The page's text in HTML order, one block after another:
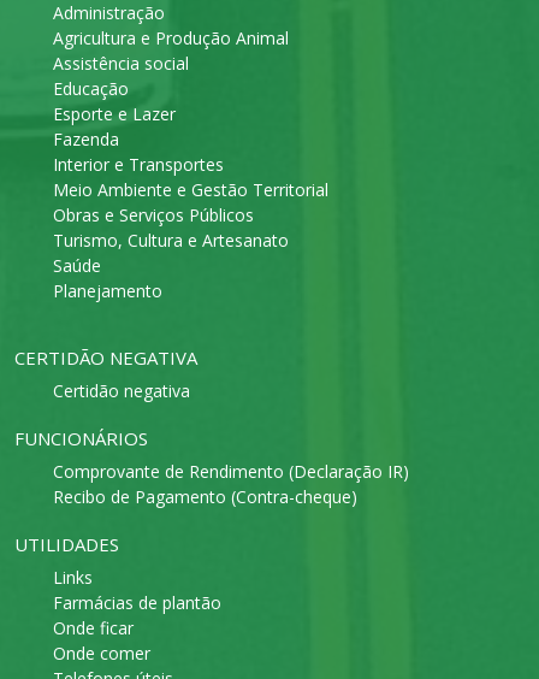
Administração
Agricultura e Produção Animal
Assistência social
Educação
Esporte e Lazer
Fazenda
Interior e Transportes
Meio Ambiente e Gestão Territorial
Obras e Serviços Públicos
Turismo, Cultura e Artesanato
Saúde
Planejamento
CERTIDÃO NEGATIVA
Certidão negativa
FUNCIONÁRIOS
Comprovante de Rendimento (Declaração IR)
Recibo de Pagamento (Contra-cheque)
UTILIDADES
Links
Farmácias de plantão
Onde ficar
Onde comer